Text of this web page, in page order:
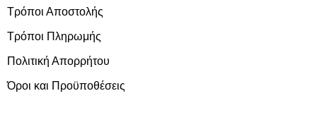
Τρόποι Αποστολής
Τρόποι Πληρωμής
Πολιτική Απορρήτου
Όροι και Προϋποθέσεις